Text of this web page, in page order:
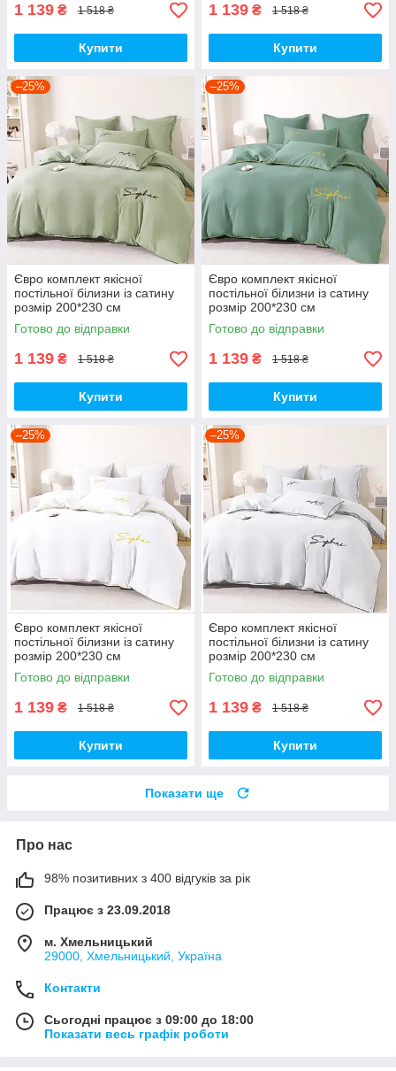
1 139 ₴ 1 518 ₴
Купити
1 139 ₴ 1 518 ₴
Купити
–25%
Євро комплект якісної
постільної білизни із сатину
розмір 200*230 см
Готово до відправки
1 139 ₴ 1 518 ₴
Купити
–25%
Євро комплект якісної
постільної білизни із сатину
розмір 200*230 см
Готово до відправки
1 139 ₴ 1 518 ₴
Купити
–25%
Євро комплект якісної
постільної білизни із сатину
розмір 200*230 см
Готово до відправки
1 139 ₴ 1 518 ₴
Купити
–25%
Євро комплект якісної
постільної білизни із сатину
розмір 200*230 см
Готово до відправки
1 139 ₴ 1 518 ₴
Купити
Показати ще
Про нас
98% позитивних з 400 відгуків за рік
Працює з 23.09.2018
м. Хмельницький
29000, Хмельницький, Україна
Контакти
Сьогодні працює з 09:00 до 18:00
Показати весь графік роботи